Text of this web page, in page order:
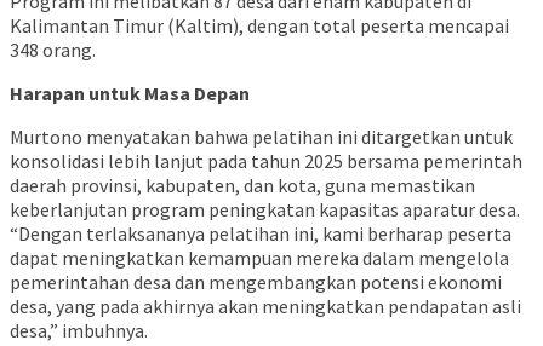
Kalimantan Timur (Kaltim), dengan total peserta mencapai
348 orang.
Harapan untuk Masa Depan
Murtono menyatakan bahwa pelatihan ini ditargetkan untuk
konsolidasi lebih lanjut pada tahun 2025 bersama pemerintah
daerah provinsi, kabupaten, dan kota, guna memastikan
keberlanjutan program peningkatan kapasitas aparatur desa.
“Dengan terlaksananya pelatihan ini, kami berharap peserta
dapat meningkatkan kemampuan mereka dalam mengelola
pemerintahan desa dan mengembangkan potensi ekonomi
desa, yang pada akhirnya akan meningkatkan pendapatan asli
desa,” imbuhnya.